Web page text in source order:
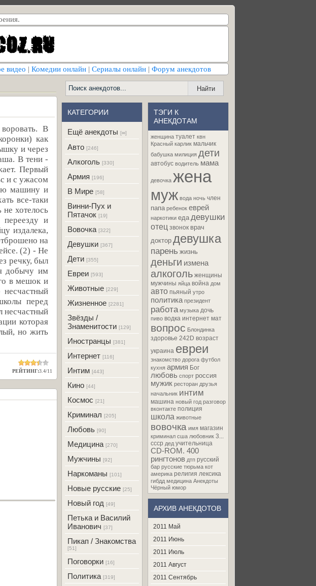
видео | Комедии онлайн | Сериалы онлайн | Форум анекдотов
В
как
и через
В тени -
Первый
и с ужасом
машину и
все-таки
хотелось
и
издалека,
на
(2) - Не
речку, был
добычу им
в мешок и
перед
несчастный
которая
но жить
РЕЙТИНГ:3.4/11
КАТЕГОРИИ
Ещё анекдоты [∞]
Авто [246]
Алкоголь [330]
Армия [196]
В Мире [58]
Винни-Пух и
Пятачок [19]
Вовочка [322]
Девушки [367]
Дети [355]
Евреи [593]
Животные [229]
Жизненное [2281]
Звёзды /
Знаменитости [129]
Иностранцы [381]
Интернет [116]
Интим [443]
Кино [44]
Космос [21]
Криминал [205]
Любовь [90]
Медицина [270]
Мужчины [92]
Наркоманы [101]
Новые русские [25]
Новый год [49]
Петька и Василий
Иванович [37]
Пикап / Знакомства
[51]
Поговорки [16]
Политика [319]
ТЭГИ К
АНЕКДОТАМ
женщина туалет квн
Красный карлик мальчик
бабушка милиция дети
автобус водитель мама
девочка жена
муж вода ночь член
папа ребенок еврей
наркотики еда девушки
отец звонок врач
доктор девушка
парень жизнь
деньги измена
алкоголь женщины
мужчины яйца война дом
авто пьяный утро
политика президент
работа музыка дочь
пиво водка интернет мат
вопрос Блондинка
здоровье 242D возраст
украина евреи
знакомство дорога футбол
кухня армия Бог
любовь спорт россия
мужик ресторан друзья
начальник интим
машина новый год разговор
вконтакте полиция
школа животные
вовочка имя магазин
криминал сша любовник 3...
ссср дед учительница
CD-ROM. 400
рингтонов дтп русский
бар русские тюрьма кот
америка религия лексика
гибдд медицина Анекдоты
Чёрный юмор
АРХИВ АНЕКДОТОВ
2011 Май
2011 Июнь
2011 Июль
2011 Август
2011 Сентябрь